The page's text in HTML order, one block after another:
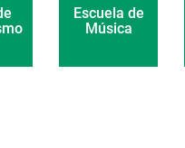
Escuela de
Música